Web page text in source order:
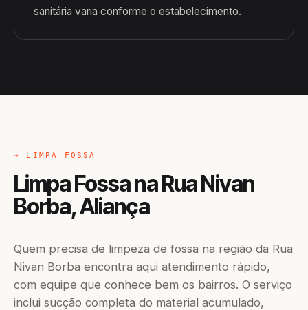
sanitária varia conforme o estabelecimento.
→ LIMPA FOSSA
Limpa Fossa na Rua Nivan
Borba, Aliança
Quem precisa de limpeza de fossa na região da Rua
Nivan Borba encontra aqui atendimento rápido,
com equipe que conhece bem os bairros. O serviço
inclui sucção completa do material acumulado,